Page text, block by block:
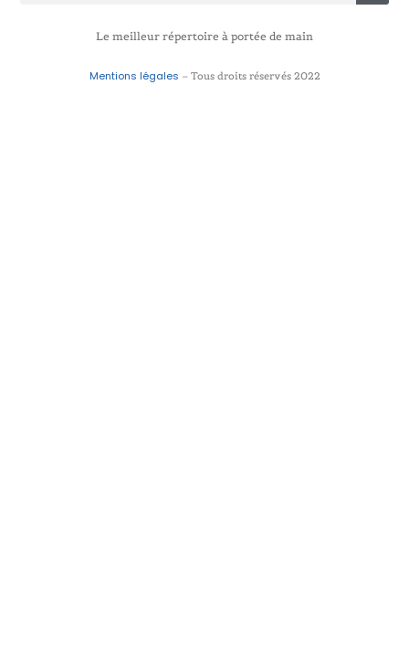
Le meilleur répertoire à portée de main
Mentions légales – Tous droits réservés 2022